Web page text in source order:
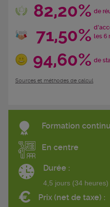
82,20% de
71,50% les 6
94,60% de
Sources et méthodes de calcul
Formation
En centre
Durée :
4,5 jours (34 heures)
€ Prix (net de taxe) :